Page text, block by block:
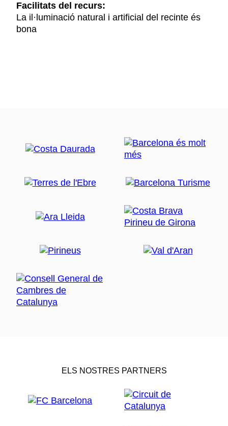
Facilitats del recurs:
La il·luminació natural i artificial del recinte és
bona
ELS NOSTRES PARTNERS